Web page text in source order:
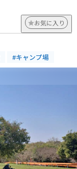
お気に入り
#キャンプ場